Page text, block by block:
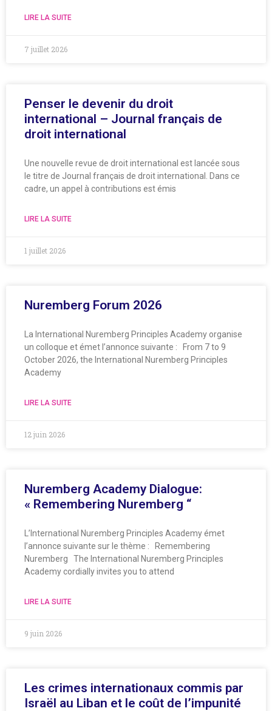
LIRE LA SUITE
7 juillet 2026
Penser le devenir du droit
international – Journal français de
droit international
Une nouvelle revue de droit international est lancée sous
le titre de Journal français de droit international. Dans ce
cadre, un appel à contributions est émis
LIRE LA SUITE
1 juillet 2026
Nuremberg Forum 2026
La International Nuremberg Principles Academy organise
un colloque et émet l’annonce suivante : From 7 to 9
October 2026, the International Nuremberg Principles
Academy
LIRE LA SUITE
12 juin 2026
Nuremberg Academy Dialogue:
« Remembering Nuremberg “
L’International Nuremberg Principles Academy émet
l’annonce suivante sur le thème : Remembering
Nuremberg The International Nuremberg Principles
Academy cordially invites you to attend
LIRE LA SUITE
9 juin 2026
Les crimes internationaux commis par
Israël au Liban et le coût de l’impunité